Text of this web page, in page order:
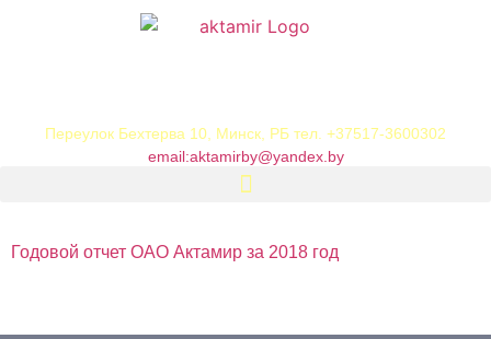
Переулок Бехтерва 10, Минск, РБ тел. +37517-3600302
email:aktamirby@yandex.by
Годовой отчет ОАО Актамир за 2018 год